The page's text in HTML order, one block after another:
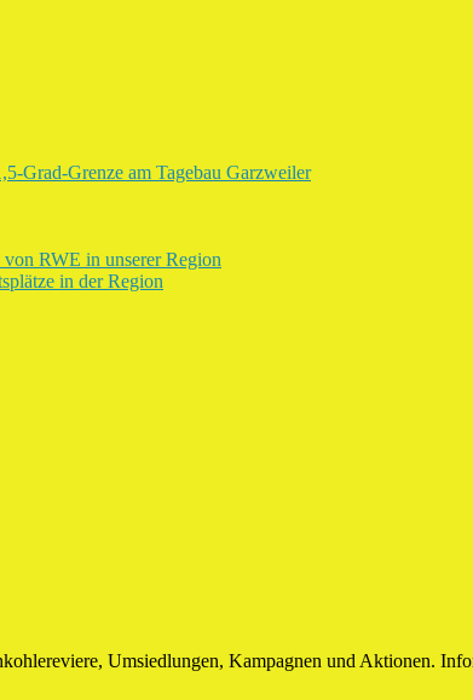
Grad-Grenze am Tagebau Garzweiler
RWE in unserer Region
in der Region
Umsiedlungen, Kampagnen und Aktionen.